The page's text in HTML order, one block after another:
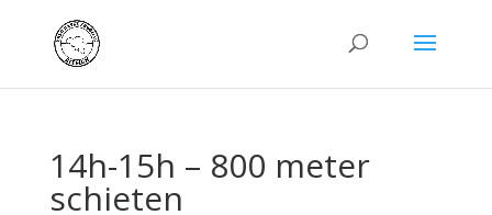
14h-15h – 800 meter
schieten